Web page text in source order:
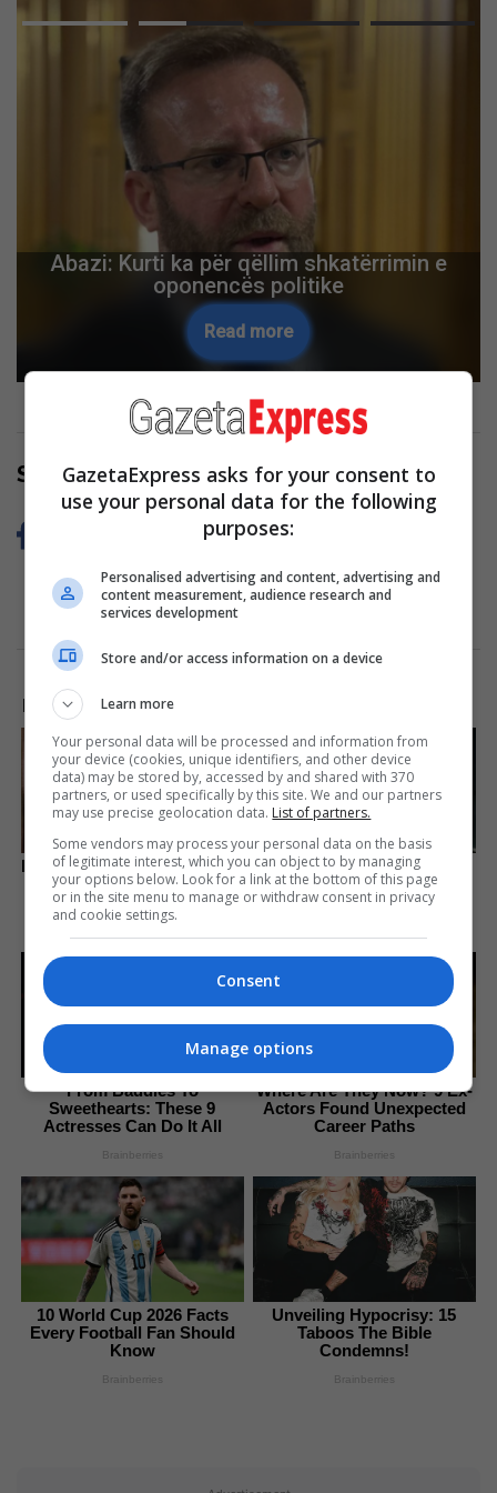
Abazi: Kurti ka për qëllim shkatërrimin e
oponencës politike
Read more
Share Now
LAJME NGA INTERNETI
Remember These Iconic '90s
Couples? See The List That
Defined A Generation
'The OC' Cast Then And
Now - Where Are They 20
Years Later?
From Baddies To
Sweethearts: These 9
Actresses Can Do It All
Brainberries
Where Are They Now? 9 Ex-
Actors Found Unexpected
Career Paths
Brainberries
10 World Cup 2026 Facts
Every Football Fan Should
Know
Brainberries
Unveiling Hypocrisy: 15
Taboos The Bible
Condemns!
Brainberries
GazetaExpress asks for your consent to
use your personal data for the following
purposes:
Personalised advertising and content, advertising and
content measurement, audience research and
services development
Store and/or access information on a device
Learn more
Your personal data will be processed and information from
your device (cookies, unique identifiers, and other device
data) may be stored by, accessed by and shared with 370
partners, or used specifically by this site. We and our partners
may use precise geolocation data. List of partners.
Some vendors may process your personal data on the basis
of legitimate interest, which you can object to by managing
your options below. Look for a link at the bottom of this page
or in the site menu to manage or withdraw consent in privacy
and cookie settings.
Consent
Manage options